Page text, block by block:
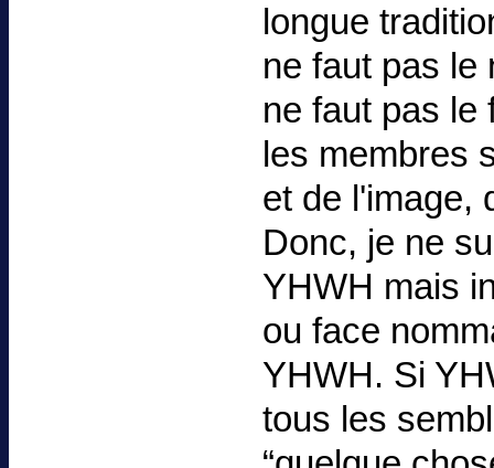
longue
ne faut pas le
ne faut pas le
les membres
et de l'image,
Donc, je ne
YHWH mais
ou face
YHWH. Si
tous les